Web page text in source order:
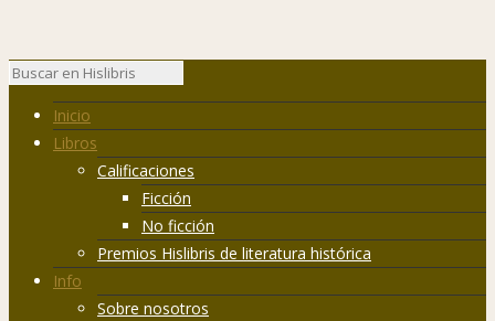
Inicio
Libros
Calificaciones
Ficción
No ficción
Premios Hislibris de literatura histórica
Info
Sobre nosotros